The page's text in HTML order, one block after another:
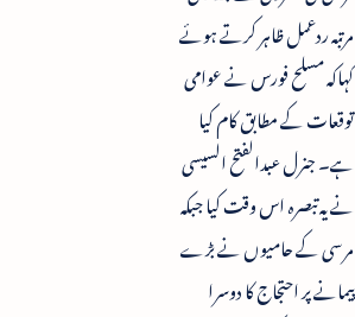
مرتبہ ردعمل ظاہر کرتے ہوئے
کہاکہ مسلح فورس نے عوامی
توقعات کے مطابق کام کیا
ہے۔ جنرل عبدالفتح السیسی
نے یہ تبصرہ اس وقت کیا جبکہ
مرسی کے حامیوں نے بڑے
پیمانے پر احتجاج کا دوسرا